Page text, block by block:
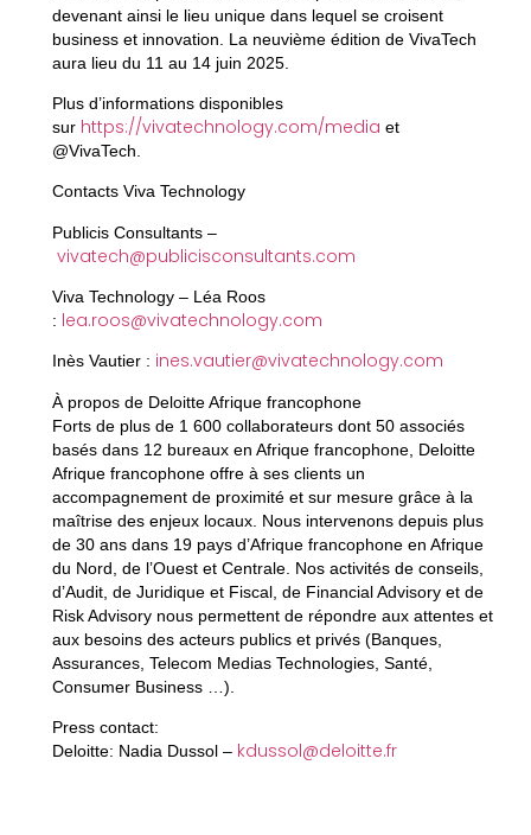
devenant ainsi le lieu unique dans lequel se croisent
business et innovation. La neuvième édition de VivaTech
aura lieu du 11 au 14 juin 2025.
Plus d’informations disponibles
sur https://vivatechnology.com/media et
@VivaTech.
Contacts Viva Technology
Publicis Consultants –
vivatech@publicisconsultants.com
Viva Technology – Léa Roos
: lea.roos@vivatechnology.com
Inès Vautier : ines.vautier@vivatechnology.com
À propos de Deloitte Afrique francophone
Forts de plus de 1 600 collaborateurs dont 50 associés
basés dans 12 bureaux en Afrique francophone, Deloitte
Afrique francophone offre à ses clients un
accompagnement de proximité et sur mesure grâce à la
maîtrise des enjeux locaux. Nous intervenons depuis plus
de 30 ans dans 19 pays d’Afrique francophone en Afrique
du Nord, de l’Ouest et Centrale. Nos activités de conseils,
d’Audit, de Juridique et Fiscal, de Financial Advisory et de
Risk Advisory nous permettent de répondre aux attentes et
aux besoins des acteurs publics et privés (Banques,
Assurances, Telecom Medias Technologies, Santé,
Consumer Business …).
Press contact:
Deloitte: Nadia Dussol – kdussol@deloitte.fr